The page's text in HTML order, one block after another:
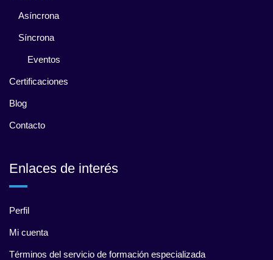
Asíncrona
Síncrona
Eventos
Certificaciones
Blog
Contacto
Enlaces de interés
Perfil
Mi cuenta
Términos del servicio de formación especializada